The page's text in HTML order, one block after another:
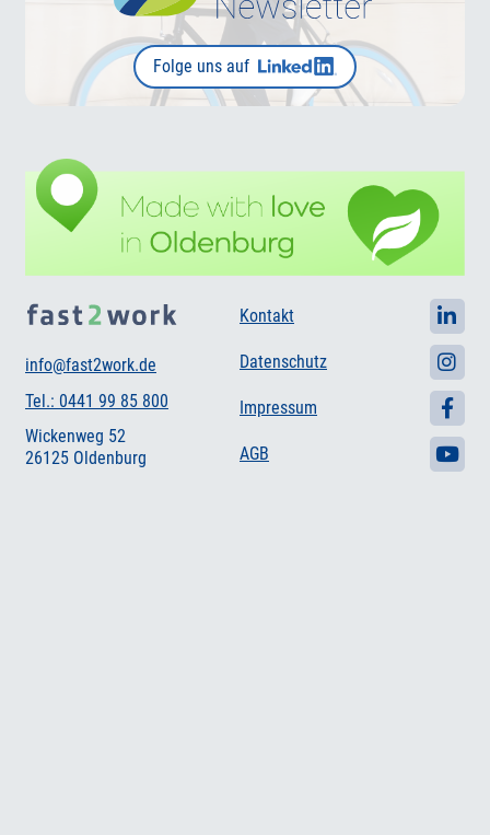
Folge uns auf
info@fast2work.de
Tel.: 0441 99 85 800
Wickenweg 52
26125 Oldenburg
Kontakt
Datenschutz
Impressum
AGB